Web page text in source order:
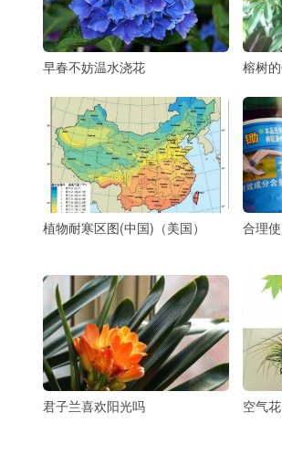
早春不妨温水浇花 榕树
植物耐寒区图(中国)（美国） 合理
君子兰喜欢阳光吗 空气